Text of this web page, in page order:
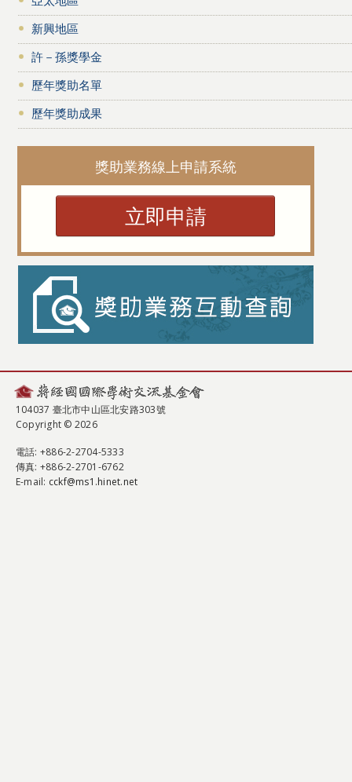
新興地區
許－孫獎學金
歷年獎助名單
歷年獎助成果
獎助業務線上申請系統
立即申請
104037 臺北市中山區北安路303號
Copyright © 2026
電話: +886-2-2704-5333
傳真: +886-2-2701-6762
E-mail: cckf@ms1.hinet.net